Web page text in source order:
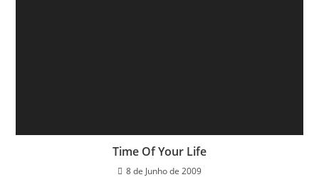
Time Of Your Life
8 de Junho de 2009